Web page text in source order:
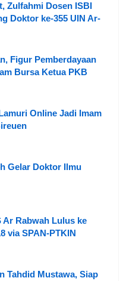
Zulfahmi Dosen ISBI
Doktor ke-355 UIN Ar-
Figur Pemberdayaan
Bursa Ketua PKB
Online Jadi Imam
Gelar Doktor Ilmu
Rabwah Lulus ke
via SPAN-PTKIN
Tahdid Mustawa, Siap